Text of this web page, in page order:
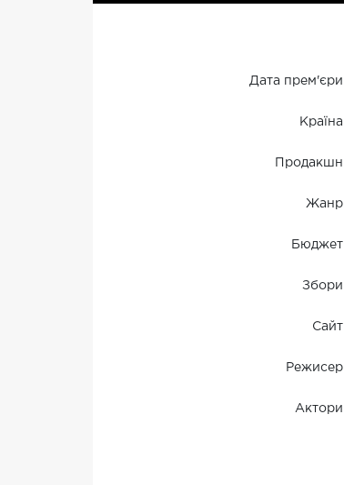
Дата прем'єри
Країна
Продакшн
Жанр
Бюджет
Збори
Сайт
Режисер
Актори